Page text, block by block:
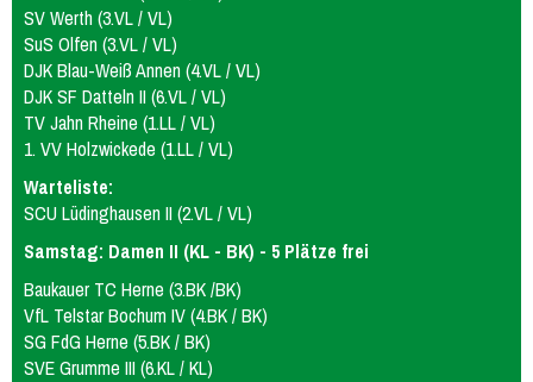
SV Werth (3.VL / VL)
SuS Olfen (3.VL / VL)
DJK Blau-Weiß Annen (4.VL / VL)
DJK SF Datteln II (6.VL / VL)
TV Jahn Rheine (1.LL / VL)
1. VV Holzwickede (1.LL / VL)
Warteliste:
SCU Lüdinghausen II (2.VL / VL)
Samstag: Damen II (KL - BK) - 5 Plätze frei
Baukauer TC Herne (3.BK /BK)
VfL Telstar Bochum IV (4.BK / BK)
SG FdG Herne (5.BK / BK)
SVE Grumme III (6.KL / KL)